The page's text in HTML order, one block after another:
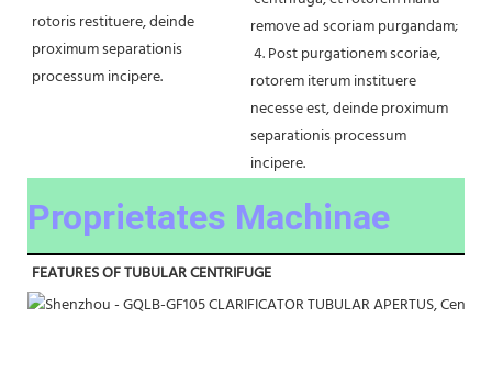
rotoris restituere, deinde
proximum separationis
processum incipere.
remove ad scoriam purgandam;
rotorem iterum instituere
necesse est, deinde proximum
separationis processum
incipere.
Proprietates Machinae
FEATURES OF TUBULAR CENTRIFUGE